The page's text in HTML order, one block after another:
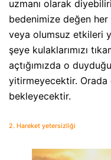
uzmanı olarak
bedenimize değen
veya olumsuz etkileri
şeye kulaklarımızı
açtığımızda o
yitirmeyecektir.
bekleyecektir.
2. Hareket yetersizliği